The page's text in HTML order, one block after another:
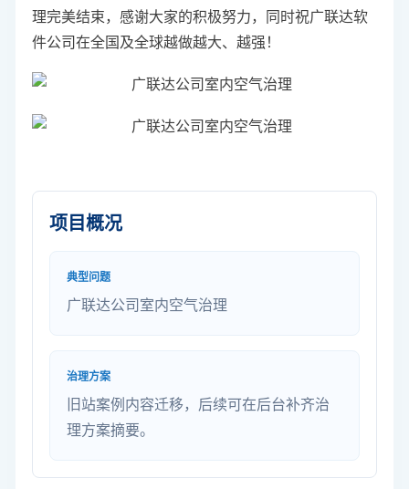
理完美结束，感谢大家的积极努力，同时祝广联达软
件公司在全国及全球越做越大、越强！
项目概况
典型问题
广联达公司室内空气治理
治理方案
旧站案例内容迁移，后续可在后台补齐治
理方案摘要。